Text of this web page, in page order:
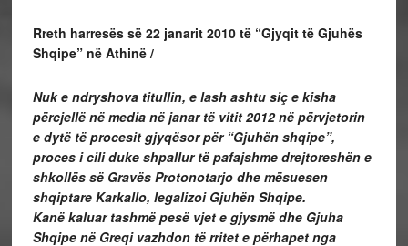
Rreth harresës së 22 janarit 2010 të “Gjyqit të Gjuhës
Shqipe” në Athinë /
Nuk e ndryshova titullin, e lash ashtu siç e kisha
përcjellë në media në janar të vitit 2012 në përvjetorin
e dytë të procesit gjyqësor për “Gjuhën shqipe”,
proces i cili duke shpallur të pafajshme drejtoreshën e
shkollës së Gravës Protonotarjo dhe mësuesen
shqiptare Karkallo, legalizoi Gjuhën Shqipe.
Kanë kaluar tashmë pesë vjet e gjysmë dhe Gjuha
Shqipe në Greqi vazhdon të rritet e përhapet nga